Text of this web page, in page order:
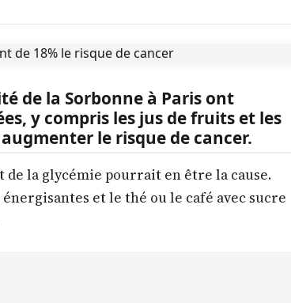
de la Sorbonne à Paris ont
y compris les jus de fruits et les
le risque de cancer.
la glycémie pourrait en être la cause.
et le thé ou le café avec sucre